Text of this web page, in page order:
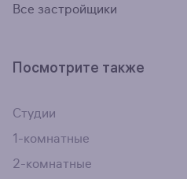
Все застройщики
Посмотрите также
Студии
1-комнатные
2-комнатные